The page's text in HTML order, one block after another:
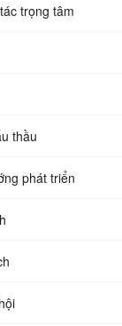
trọng tâm
thầu
phát triển